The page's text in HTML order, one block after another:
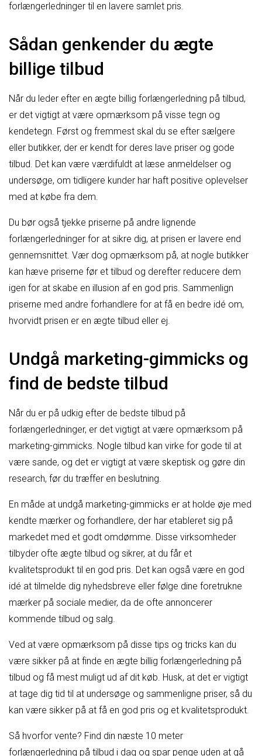
forlængerledninger til en lavere samlet pris.
Sådan genkender du ægte
billige tilbud
Når du leder efter en ægte billig forlængerledning på tilbud,
er det vigtigt at være opmærksom på visse tegn og
kendetegn. Først og fremmest skal du se efter sælgere
eller butikker, der er kendt for deres lave priser og gode
tilbud. Det kan være værdifuldt at læse anmeldelser og
undersøge, om tidligere kunder har haft positive oplevelser
med at købe fra dem.
Du bør også tjekke priserne på andre lignende
forlængerledninger for at sikre dig, at prisen er lavere end
gennemsnittet. Vær dog opmærksom på, at nogle butikker
kan hæve priserne før et tilbud og derefter reducere dem
igen for at skabe en illusion af en god pris. Sammenlign
priserne med andre forhandlere for at få en bedre idé om,
hvorvidt prisen er en ægte tilbud eller ej.
Undgå marketing-gimmicks og
find de bedste tilbud
Når du er på udkig efter de bedste tilbud på
forlængerledninger, er det vigtigt at være opmærksom på
marketing-gimmicks. Nogle tilbud kan virke for gode til at
være sande, og det er vigtigt at være skeptisk og gøre din
research, før du træffer en beslutning.
En måde at undgå marketing-gimmicks er at holde øje med
kendte mærker og forhandlere, der har etableret sig på
markedet med et godt omdømme. Disse virksomheder
tilbyder ofte ægte tilbud og sikrer, at du får et
kvalitetsprodukt til en god pris. Det kan også være en god
idé at tilmelde dig nyhedsbreve eller følge dine foretrukne
mærker på sociale medier, da de ofte annoncerer
kommende tilbud og salg.
Ved at være opmærksom på disse tips og tricks kan du
være sikker på at finde en ægte billig forlængerledning på
tilbud og få mest muligt ud af dit køb. Husk, at det er vigtigt
at tage dig tid til at undersøge og sammenligne priser, så du
kan være sikker på at få en god pris og et kvalitetsprodukt.
Så hvorfor vente? Find din næste 10 meter
forlængerledning på tilbud i dag og spar penge uden at gå